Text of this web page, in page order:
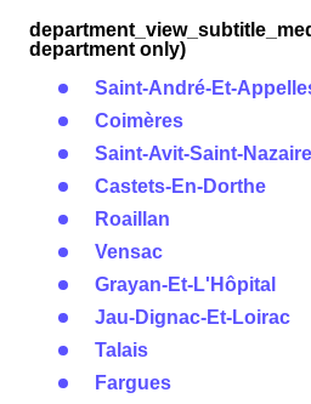
department only)
Saint-André-Et-
Coimères
Saint-Avit-Saint-Nazaire
Castets-En-Dorthe
Roaillan
Vensac
Grayan-Et-L'Hôpital
Jau-Dignac-Et-Loirac
Talais
Fargues